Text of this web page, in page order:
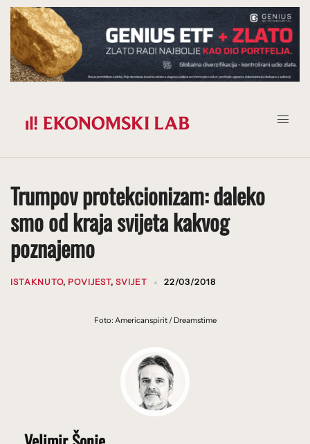
Prijeđi
na
sadržaj
Trumpov protekcionizam: daleko
smo od kraja svijeta kakvog
poznajemo
ISTAKNUTO, POVIJEST, SVIJET 22/03/2018
Foto: Americanspirit / Dreamstime